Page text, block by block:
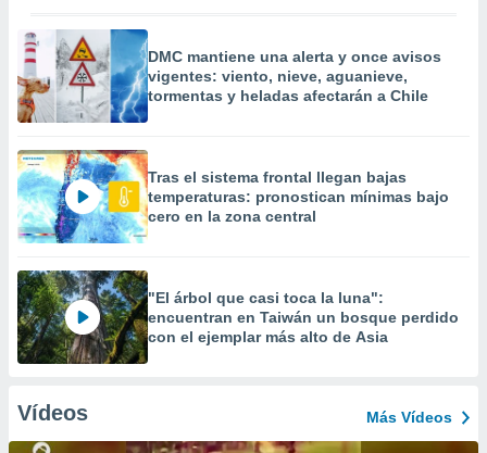
DMC mantiene una alerta y once avisos
vigentes: viento, nieve, aguanieve,
tormentas y heladas afectarán a Chile
Tras el sistema frontal llegan bajas
temperaturas: pronostican mínimas bajo
cero en la zona central
"El árbol que casi toca la luna":
encuentran en Taiwán un bosque perdido
con el ejemplar más alto de Asia
Vídeos Más Vídeos